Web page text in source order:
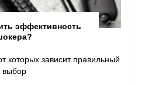
эффективность
которых зависит правильный
выбор